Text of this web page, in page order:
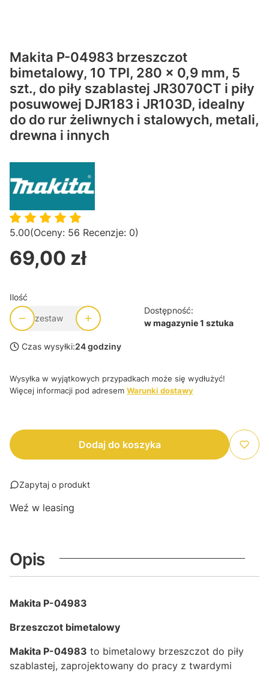
Makita P-04983 brzeszczot
bimetalowy, 10 TPI, 280 x 0,9 mm, 5
szt., do piły szablastej JR3070CT i piły
posuwowej DJR183 i JR103D, idealny
do do rur żeliwnych i stalowych, metali,
drewna i innych
5.00(Oceny: 56 Recenzje: 0)
Cena
69,00 zł
Ilość
zestaw
Dostępność:
w magazynie 1 sztuka
Czas wysyłki:24 godziny
Wysyłka w wyjątkowych przypadkach może się wydłużyć!
Więcej informacji pod adresem Warunki dostawy
Dodaj do koszyka
Zapytaj o produkt
Weź w leasing
Opis
Makita P-04983
Brzeszczot bimetalowy
Makita P-04983 to bimetalowy brzeszczot do piły
szablastej, zaprojektowany do pracy z twardymi